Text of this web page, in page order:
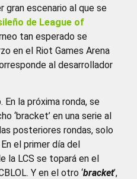
gran escenario al que se
de League of
tan esperado se
en el Riot Games Arena
al desarrollador
la próxima ronda, se
‘bracket’ en una serie al
posteriores rondas, solo
el primer día del
la LCS se topará en el
Y en el otro ‘bracket’,